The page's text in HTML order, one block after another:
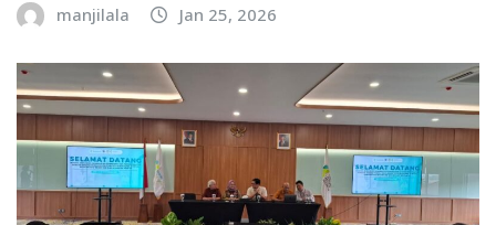
manjilala Jan 25, 2026